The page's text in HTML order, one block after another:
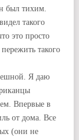
был тихим.
такого
это просто
такого
Я даю
Впервые в
от дома. Все
(они не